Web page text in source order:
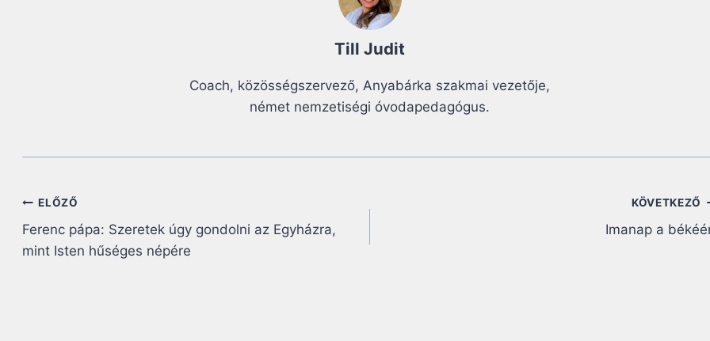
Till Judit
Coach, közösségszervező, Anyabárka szakmai vezetője,
német nemzetiségi óvodapedagógus.
Bejegyzés
navigáció
ELŐZŐ
Ferenc pápa: Szeretek úgy gondolni az Egyházra,
mint Isten hűséges népére
KÖVETKEZŐ
Imanap a